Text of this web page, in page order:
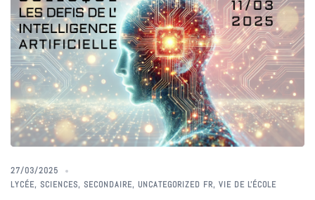
27/03/2025
LYCÉE, SCIENCES, SECONDAIRE, UNCATEGORIZED FR, VIE DE L'ÉCOLE